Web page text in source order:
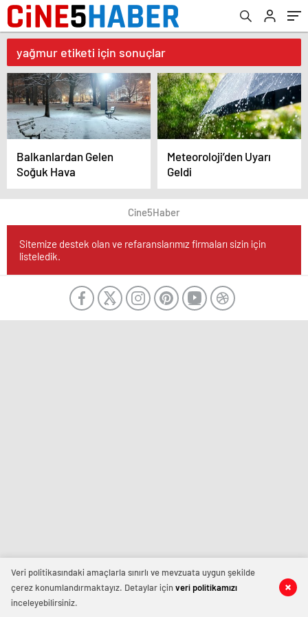
yağmur etiketi için sonuçlar
Balkanlardan Gelen
Soğuk Hava
Meteoroloji’den Uyarı
Geldi
Cine5Haber
Sitemize destek olan ve refaranslarımız firmaları sizin için
listeledik.
Veri politikasındaki amaçlarla sınırlı ve mevzuata uygun şekilde
çerez konumlandırmaktayız. Detaylar içinveri politikamızı
inceleyebilirsiniz.